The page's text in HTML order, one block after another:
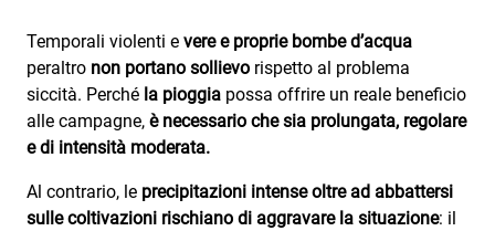
Attualità
Costume
Extra
Eventi
Temporali violenti e vere e proprie bombe d’acqua
peraltro non portano sollievo rispetto al problema
siccità. Perché la pioggia possa offrire un reale beneficio
alle campagne, è necessario che sia prolungata, regolare
e di intensità moderata.
Al contrario, le precipitazioni intense oltre ad abbattersi
sulle coltivazioni rischiano di aggravare la situazione: il